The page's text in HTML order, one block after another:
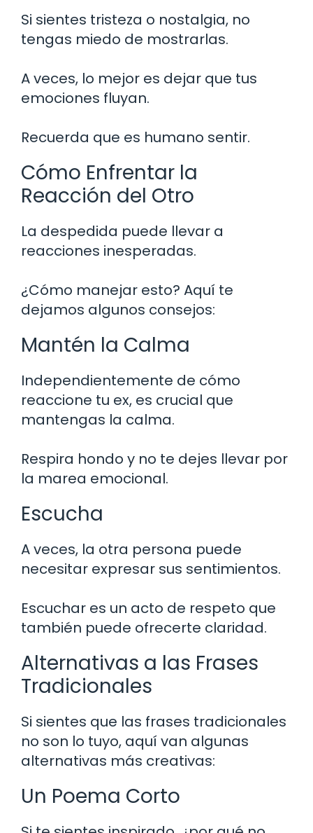
Si sientes tristeza o nostalgia, no
tengas miedo de mostrarlas.
A veces, lo mejor es dejar que tus
emociones fluyan.
Recuerda que es humano sentir.
Cómo Enfrentar la
Reacción del Otro
La despedida puede llevar a
reacciones inesperadas.
¿Cómo manejar esto? Aquí te
dejamos algunos consejos:
Mantén la Calma
Independientemente de cómo
reaccione tu ex, es crucial que
mantengas la calma.
Respira hondo y no te dejes llevar por
la marea emocional.
Escucha
A veces, la otra persona puede
necesitar expresar sus sentimientos.
Escuchar es un acto de respeto que
también puede ofrecerte claridad.
Alternativas a las Frases
Tradicionales
Si sientes que las frases tradicionales
no son lo tuyo, aquí van algunas
alternativas más creativas:
Un Poema Corto